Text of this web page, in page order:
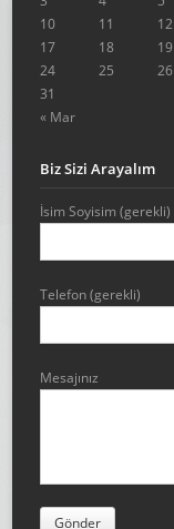
« Mar
10
11 12
17
18 19
24
25 26
31
Biz Sizi Arayalım
İsim Soyisim (gerekli)
Telefon (gerekli)
Mesajınız